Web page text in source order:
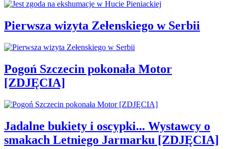
Pierwsza wizyta Zełenskiego w Serbii
Pogoń Szczecin pokonała Motor
[ZDJĘCIA]
Jadalne bukiety i oscypki... Wystawcy o
smakach Letniego Jarmarku [ZDJĘCIA]